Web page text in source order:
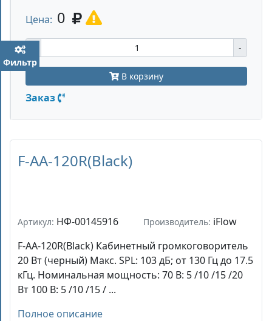
Цена: 0
-
В корзину
Заказ
F-AA-120R(Black)
Артикул: НФ-00145916 Производитель: iFlow
F-AA-120R(Black) Кабинетный громкоговоритель
20 Вт (черный) Макс. SPL: 103 дБ; от 130 Гц до 17.5
кГц. Номинальная мощность: 70 В: 5 /10 /15 /20
Вт 100 В: 5 /10 /15 / ...
Полное описание
Фильтр